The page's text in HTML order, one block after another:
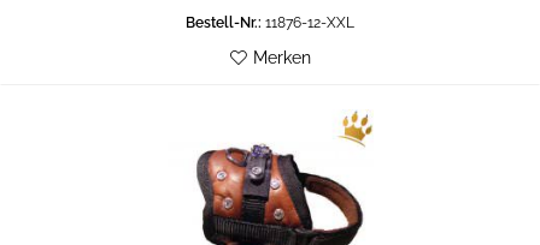
Bestell-Nr.: 11876-12-XXL
Merken